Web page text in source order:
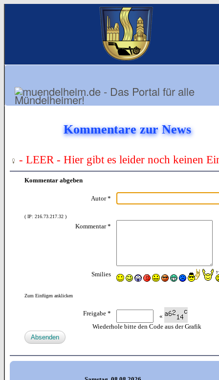
Kommentare zur News
- LEER - Hier gibt es leider noch keinen
Kommentar abgeben
Autor *
( IP: 216.73.217.32 )
Kommentar *
Smilies
Zum Einfügen anklicken
Freigabe *
«
Wiederhole bitte den Code aus der Grafik